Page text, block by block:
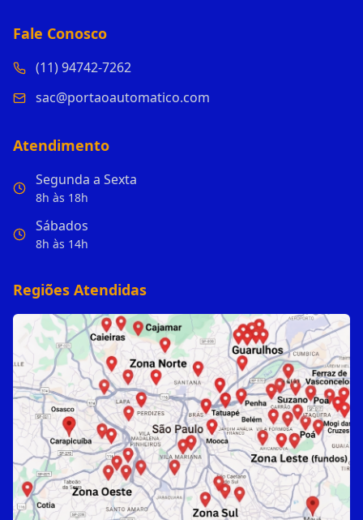
Fale Conosco
(11) 94742-7262
sac@portaoautomatico.com
Atendimento
Segunda a Sexta
8h às 18h
Sábados
8h às 14h
Regiões Atendidas